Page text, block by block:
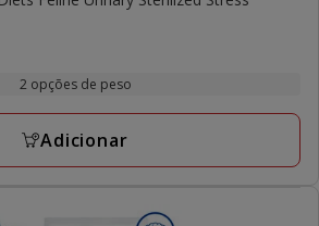
2 opções de peso
Adicionar